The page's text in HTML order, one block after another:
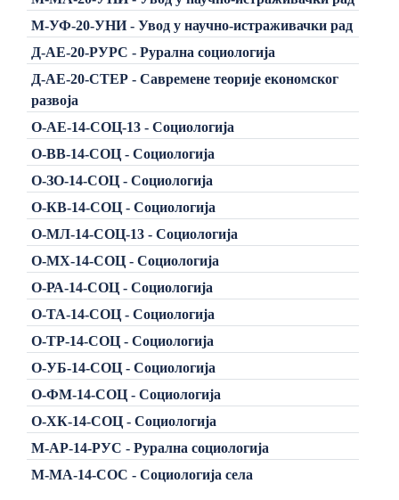
М-УФ-20-УНИ - Увод у научно-истраживачки рад
Д-АЕ-20-РУРС - Рурална социологија
Д-АЕ-20-СТЕР - Савремене теорије економског
развоја
О-АЕ-14-СОЦ-13 - Социологија
О-ВВ-14-СОЦ - Социологија
О-ЗО-14-СОЦ - Социологија
О-КВ-14-СОЦ - Социологија
О-МЛ-14-СОЦ-13 - Социологија
О-МХ-14-СОЦ - Социологија
О-РА-14-СОЦ - Социологија
О-ТА-14-СОЦ - Социологија
О-ТР-14-СОЦ - Социологија
О-УБ-14-СОЦ - Социологија
О-ФМ-14-СОЦ - Социологија
О-ХК-14-СОЦ - Социологија
М-АР-14-РУС - Рурална социологија
М-МА-14-СОС - Социологија села